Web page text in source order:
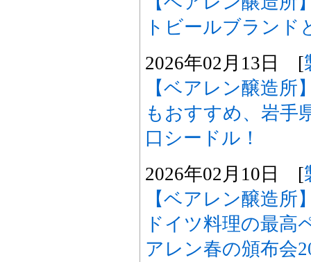
トビールブランド
2026年02月13日 [
【ベアレン醸造所
もおすすめ、岩手
口シードル！
2026年02月10日 [
【ベアレン醸造所
ドイツ料理の最高
アレン春の頒布